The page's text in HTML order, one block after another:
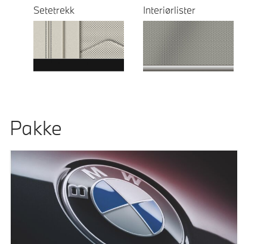
Setetrekk Interiørlister
Pakke